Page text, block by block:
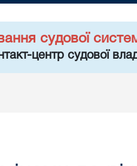
судової
центр судової